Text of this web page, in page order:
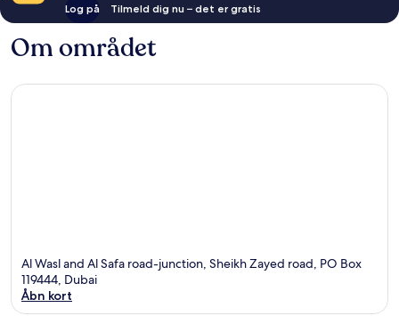
Log på Tilmeld dig nu – det er gratis
Om området
Al Wasl and Al Safa road-junction, Sheikh Zayed road, PO Box
119444, Dubai
Åbn kort